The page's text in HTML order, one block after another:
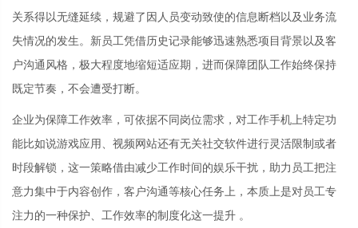
关系得以无缝延续，规避了因人员变动致使的信息断档以及业务流
失情况的发生。新员工凭借历史记录能够迅速熟悉项目背景以及客
户沟通风格，极大程度地缩短适应期，进而保障团队工作始终保持
既定节奏，不会遭受打断。
企业为保障工作效率，可依据不同岗位需求，对工作手机上特定功
能比如说游戏应用、视频网站还有无关社交软件进行灵活限制或者
时段解锁，这一策略借由减少工作时间的娱乐干扰，助力员工把注
意力集中于内容创作，客户沟通等核心任务上，本质上是对员工专
注力的一种保护、工作效率的制度化这一提升 。